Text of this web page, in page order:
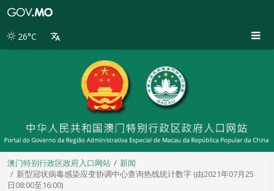
别
26°C
澳门特别行政区政府入口网站
新闻
新型冠状病毒感染应变协调中心查询热线统计数字 (由2021年07月25
日08:00至16:00)